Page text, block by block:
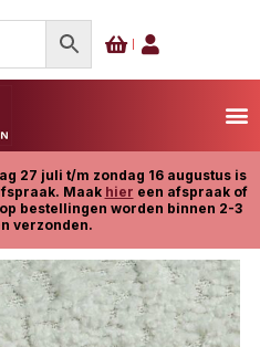
27 juli t/m zondag 16 augustus is
Maak hier een afspraak of
bestellingen worden binnen 2-3
verzonden.